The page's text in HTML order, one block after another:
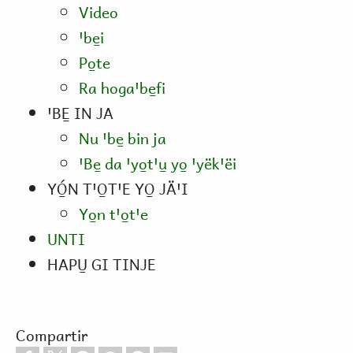
Video
ꞌbe̱i
Po̱te
Ra hogaꞌbe̱fi
ꞌBE̱ IN JA
Nu ꞌbe̱ bin ja
ꞌBe̱ da ꞌyo̱tꞌu̱ yo̱ ꞌyëkꞌëi
YÓ̱N TꞌO̱TꞌE YO̱ JÄꞌI
Yo̱n tꞌo̱tꞌe
UNTI
HAPU̱ GI TINJE
Compartir